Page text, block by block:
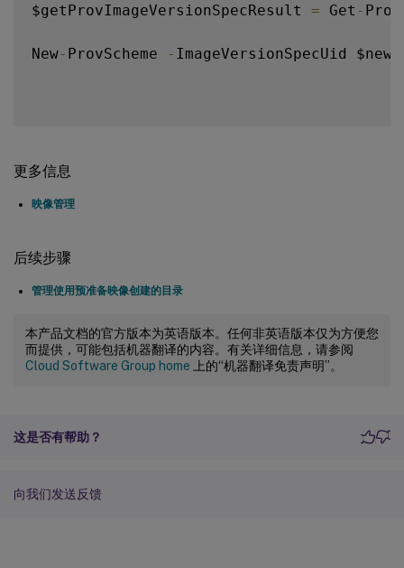
$getProvImageVersionSpecResult = Get -
New- ProvScheme - ImageVersionSpecUid
更多信息
映像管理
后续步骤
管理使用预准备映像创建的目录
本产品文档的官方版本为英语版本。任何非英语版本仅为方便您
而提供，可能包括机器翻译的内容。有关详细信息，请参阅
Cloud Software Group home 上的“机器翻译免责声明”。
这是否有帮助？
向我们发送反馈